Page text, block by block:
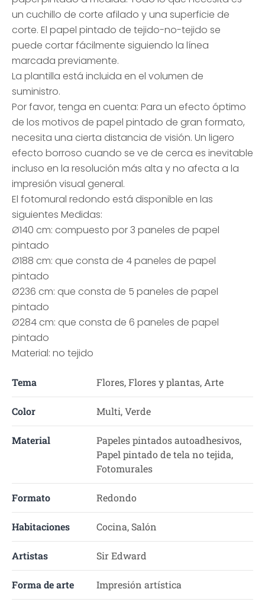
un cuchillo de corte afilado y una superficie de
corte. El papel pintado de tejido-no-tejido se
puede cortar fácilmente siguiendo la línea
marcada previamente.
La plantilla está incluida en el volumen de
suministro.
Por favor, tenga en cuenta: Para un efecto óptimo
de los motivos de papel pintado de gran formato,
necesita una cierta distancia de visión. Un ligero
efecto borroso cuando se ve de cerca es inevitable
incluso en la resolución más alta y no afecta a la
impresión visual general.
El fotomural redondo está disponible en las
siguientes Medidas:
Ø140 cm: compuesto por 3 paneles de papel
pintado
Ø188 cm: que consta de 4 paneles de papel
pintado
Ø236 cm: que consta de 5 paneles de papel
pintado
Ø284 cm: que consta de 6 paneles de papel
pintado
Material: no tejido
Tema Flores, Flores y plantas, Arte
Color Multi, Verde
Material
Papeles pintados autoadhesivos,
Papel pintado de tela no tejida,
Fotomurales
Formato Redondo
Habitaciones Cocina, Salón
Artistas Sir Edward
Forma de arte Impresión artística